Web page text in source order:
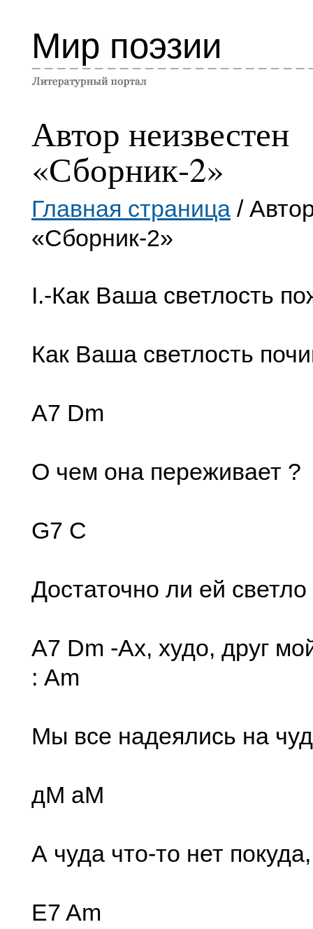
Мир поэзии
Автор неизвестен
«Сборник-2»
Главная страница /
«Сборник-2»
I.-Как Ваша светлость
Как Ваша светлость
A7 Dm
О чем она пеpеживает ?
G7 C
Достаточно ли ей светло
A7 Dm -Ах, худо, дpуг
: Am
Мы все надеялись на
дМ аМ
А чуда что-то нет покуда,
E7 Am